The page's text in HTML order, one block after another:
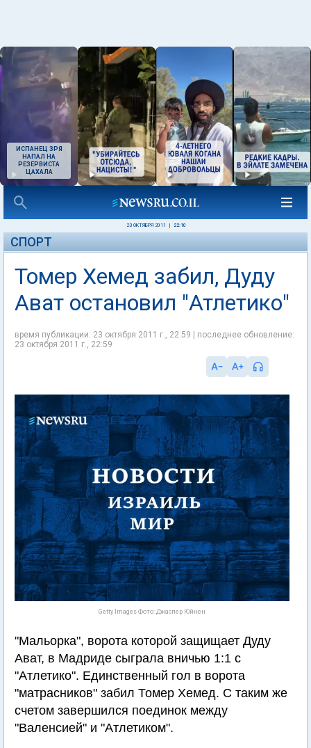
ИСПАНЕЦ ЗРЯ
НАПАЛ НА
РЕЗЕРВИСТА
ЦАХАЛА
23 ОКТЯБРЯ 2011 22:10
СПОРТ
Томер Хемед забил, Дуду
Ават остановил "Атлетико"
время публикации: 23 октября 2011 г., 22:59 | последнее обновление:
23 октября 2011 г., 22:59
Getty Images Фото: Джаспер Юйнен
"Мальорка", ворота которой защищает Дуду
Ават, в Мадриде сыграла вничью 1:1 с
"Атлетико". Единственный гол в ворота
"матрасников" забил Томер Хемед. С таким же
счетом завершился поединок между
"Валенсией" и "Атлетиком".